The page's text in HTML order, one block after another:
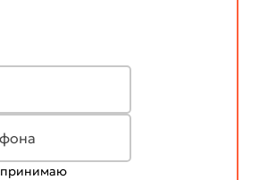
принимаю